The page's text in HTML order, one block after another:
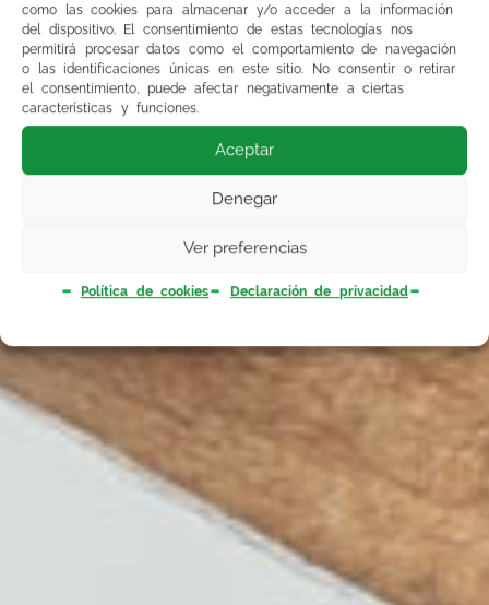
como las cookies para almacenar y/o acceder a la información
del dispositivo. El consentimiento de estas tecnologías nos
permitirá procesar datos como el comportamiento de navegación
o las identificaciones únicas en este sitio. No consentir o retirar
el consentimiento, puede afectar negativamente a ciertas
características y funciones.
Aceptar
Denegar
Ver preferencias
Política de cookies Declaración de privacidad